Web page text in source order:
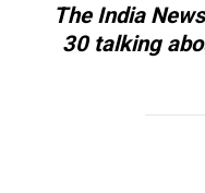
The India
30 talking